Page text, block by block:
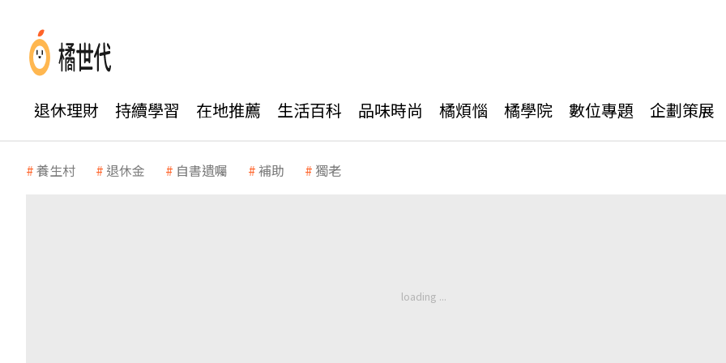
退休理財 持續學習 在地推薦 生活百科 品味時尚 橘煩惱 橘學院 數位專題 企劃策展
養生村 退休金 自書遺囑 補助 獨老